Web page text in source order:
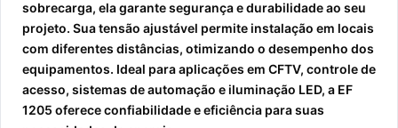
sobrecarga, ela garante segurança e durabilidade ao seu
projeto. Sua tensão ajustável permite instalação em locais
com diferentes distâncias, otimizando o desempenho dos
equipamentos. Ideal para aplicações em CFTV, controle de
acesso, sistemas de automação e iluminação LED, a EF
1205 oferece confiabilidade e eficiência para suas